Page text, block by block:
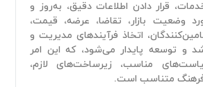
قرار دادن اطلاعات دقیق، به‌روز و
وضعیت بازار، تقاضا، عرضه، قیمت،
اتخاذ فرآیندهای مدیریت و
و توسعه پایدار می‌شود، که این امر
مناسب، زیرساخت‌های لازم،
متناسب است.